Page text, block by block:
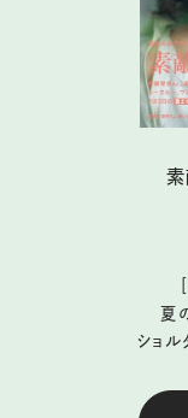
素
夏
ショ